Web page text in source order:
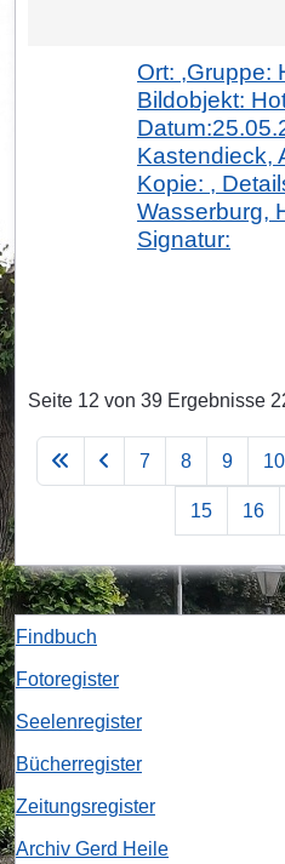
Ort: ,Gruppe:
Bildobjekt:
Kastendieck,
Kopie: ,
Wasserburg,
Signatur:
Seite 12 von 39 Ergebnisse
7 8 9 10
15 16
Findbuch
Fotoregister
Seelenregister
Bücherregister
Zeitungsregister
Archiv Gerd Heile